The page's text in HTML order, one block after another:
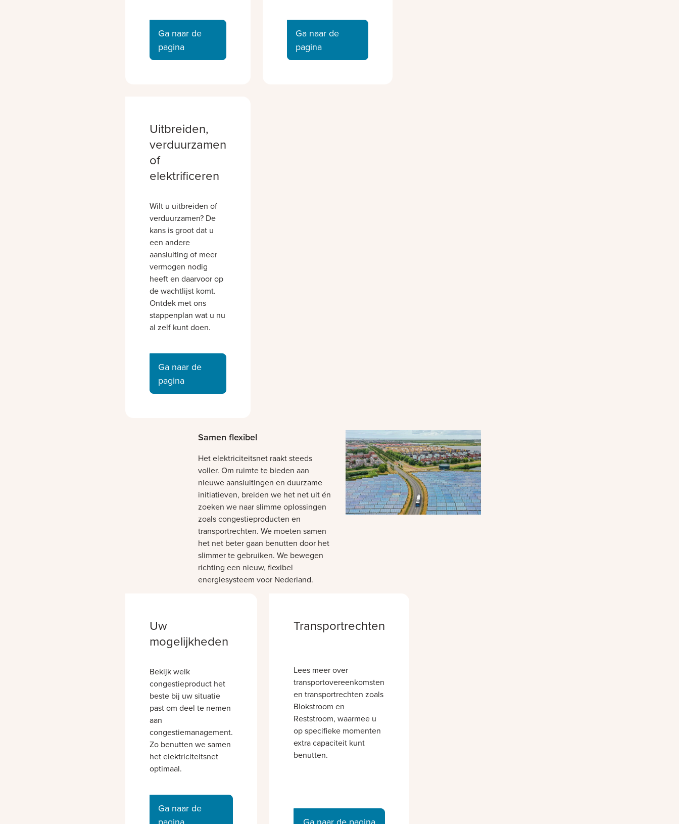
Ga naar de
pagina
Ga naar de
pagina
Uitbreiden,
verduurzamen
of
elektrificeren
Wilt u uitbreiden of
verduurzamen? De
kans is groot dat u
een andere
aansluiting of meer
vermogen nodig
heeft en daarvoor op
de wachtlijst komt.
Ontdek met ons
stappenplan wat u nu
al zelf kunt doen.
Ga naar de
pagina
Samen flexibel
Het elektriciteitsnet raakt steeds
voller. Om ruimte te bieden aan
nieuwe aansluitingen en duurzame
initiatieven, breiden we het net uit én
zoeken we naar slimme oplossingen
zoals congestieproducten en
transportrechten. We moeten samen
het net beter gaan benutten door het
slimmer te gebruiken. We bewegen
richting een nieuw, flexibel
energiesysteem voor Nederland.
Uw
mogelijkheden
Bekijk welk
congestieproduct het
beste bij uw situatie
past om deel te nemen
aan
congestiemanagement.
Zo benutten we samen
het elektriciteitsnet
optimaal.
Ga naar de
Transportrechten
Lees meer over
transportovereenkomsten
en transportrechten zoals
Blokstroom en
Reststroom, waarmee u
op specifieke momenten
extra capaciteit kunt
benutten.